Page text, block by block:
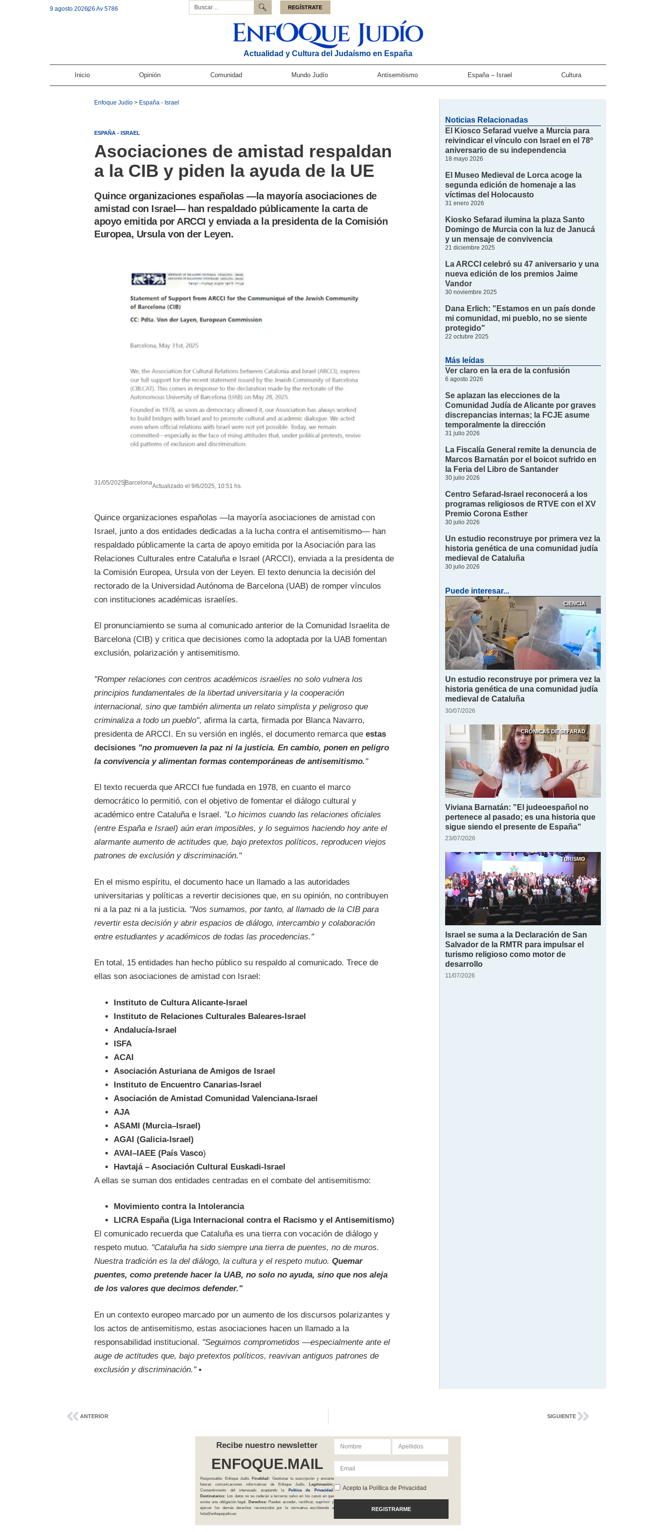
9 agosto 202626 Av 5786 REGÍSTRATE
Actualidad y Cultura del Judaísmo en España
Inicio Opinión Comunidad Mundo Judío Antisemitismo España – Israel Cultura
Enfoque Judío > España - Israel
ESPAÑA - ISRAEL
Asociaciones de amistad respaldan
a la CIB y piden la ayuda de la UE
Quince organizaciones españolas —la mayoría asociaciones de
amistad con Israel— han respaldado públicamente la carta de
apoyo emitida por ARCCI y enviada a la presidenta de la Comisión
Europea, Ursula von der Leyen.
31/05/2025 BarcelonaActualizado el 9/6/2025, 10:51 hs.
Quince organizaciones españolas —la mayoría asociaciones de amistad con
Israel, junto a dos entidades dedicadas a la lucha contra el antisemitismo— han
respaldado públicamente la carta de apoyo emitida por la Asociación para las
Relaciones Culturales entre Cataluña e Israel (ARCCI), enviada a la presidenta de
la Comisión Europea, Ursula von der Leyen. El texto denuncia la decisión del
rectorado de la Universidad Autónoma de Barcelona (UAB) de romper vínculos
con instituciones académicas israelíes.
El pronunciamiento se suma al comunicado anterior de la Comunidad Israelita de
Barcelona (CIB) y critica que decisiones como la adoptada por la UAB fomentan
exclusión, polarización y antisemitismo.
"Romper relaciones con centros académicos israelíes no solo vulnera los
principios fundamentales de la libertad universitaria y la cooperación
internacional, sino que también alimenta un relato simplista y peligroso que
criminaliza a todo un pueblo", afirma la carta, firmada por Blanca Navarro,
presidenta de ARCCI. En su versión en inglés, el documento remarca queestas
decisiones "no promueven la paz ni la justicia. En cambio, ponen en peligro
la convivencia y alimentan formas contemporáneas de antisemitismo."
El texto recuerda que ARCCI fue fundada en 1978, en cuanto el marco
democrático lo permitió, con el objetivo de fomentar el diálogo cultural y
académico entre Cataluña e Israel. "Lo hicimos cuando las relaciones oficiales
(entre España e Israel) aún eran imposibles, y lo seguimos haciendo hoy ante el
alarmante aumento de actitudes que, bajo pretextos políticos, reproducen viejos
patrones de exclusión y discriminación."
En el mismo espíritu, el documento hace un llamado a las autoridades
universitarias y políticas a revertir decisiones que, en su opinión, no contribuyen
ni a la paz ni a la justicia. "Nos sumamos, por tanto, al llamado de la CIB para
revertir esta decisión y abrir espacios de diálogo, intercambio y colaboración
entre estudiantes y académicos de todas las procedencias."
En total, 15 entidades han hecho público su respaldo al comunicado. Trece de
ellas son asociaciones de amistad con Israel:
Instituto de Cultura Alicante-Israel
Instituto de Relaciones Culturales Baleares-Israel
Andalucía-Israel
ISFA
ACAI
Asociación Asturiana de Amigos de Israel
Instituto de Encuentro Canarias-Israel
Asociación de Amistad Comunidad Valenciana-Israel
AJA
ASAMI (Murcia–Israel)
AGAI (Galicia-Israel)
AVAI–IAEE (País Vasco)
Havtajá – Asociación Cultural Euskadi-Israel
A ellas se suman dos entidades centradas en el combate del antisemitismo:
Movimiento contra la Intolerancia
LICRA España (Liga Internacional contra el Racismo y el Antisemitismo)
El comunicado recuerda que Cataluña es una tierra con vocación de diálogo y
respeto mutuo. "Cataluña ha sido siempre una tierra de puentes, no de muros.
Nuestra tradición es la del diálogo, la cultura y el respeto mutuo.Quemar
puentes, como pretende hacer la UAB, no solo no ayuda, sino que nos aleja
de los valores que decimos defender."
En un contexto europeo marcado por un aumento de los discursos polarizantes y
los actos de antisemitismo, estas asociaciones hacen un llamado a la
responsabilidad institucional. "Seguimos comprometidos —especialmente ante el
auge de actitudes que, bajo pretextos políticos, reavivan antiguos patrones de
exclusión y discriminación."▪
Noticias Relacionadas
El Kiosco Sefarad vuelve a Murcia para
reivindicar el vínculo con Israel en el 78º
aniversario de su independencia
18 mayo 2026
El Museo Medieval de Lorca acoge la
segunda edición de homenaje a las
víctimas del Holocausto
31 enero 2026
Kiosko Sefarad ilumina la plaza Santo
Domingo de Murcia con la luz de Janucá
y un mensaje de convivencia
21 diciembre 2025
La ARCCI celebró su 47 aniversario y una
nueva edición de los premios Jaime
Vandor
30 noviembre 2025
Dana Erlich: "Estamos en un país donde
mi comunidad, mi pueblo, no se siente
protegido"
22 octubre 2025
Más leídas
Ver claro en la era de la confusión
6 agosto 2026
Se aplazan las elecciones de la
Comunidad Judía de Alicante por graves
discrepancias internas; la FCJE asume
temporalmente la dirección
31 julio 2026
La Fiscalía General remite la denuncia de
Marcos Barnatán por el boicot sufrido en
la Feria del Libro de Santander
30 julio 2026
Centro Sefarad-Israel reconocerá a los
programas religiosos de RTVE con el XV
Premio Corona Esther
30 julio 2026
Un estudio reconstruye por primera vez la
historia genética de una comunidad judía
medieval de Cataluña
30 julio 2026
Puede interesar...
CIENCIA
Un estudio reconstruye por primera vez la
historia genética de una comunidad judía
medieval de Cataluña
30/07/2026
CRÓNICAS DE SEFARAD
Viviana Barnatán: "El judeoespañol no
pertenece al pasado; es una historia que
sigue siendo el presente de España"
23/07/2026
TURISMO
Israel se suma a la Declaración de San
Salvador de la RMTR para impulsar el
turismo religioso como motor de
desarrollo
11/07/2026
ANTERIOR SIGUIENTE
Recibe nuestro newsletter
ENFOQUE.MAIL
Responsable: Enfoque Judío. Finalidad:
Gestionar tu suscripción y enviarte
futuras comunicaciones informativas de Enfoque Judío.
Legitimación:
Consentimiento del interesado aceptando la
Políticade Privacidad .
Destinatarios:
Los datos no se cederán a terceros salvo en los casos en que
exista una obligación legal.
Derechos: Puedes acceder, rectificar, suprimir y
ejercer los demás derechos reconocidos por la normativa escribiendo a
hola@enfoquejudio.es
Acepto la Política de Privacidad
REGISTRARME